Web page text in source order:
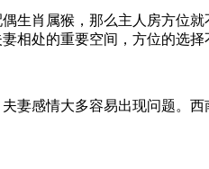
生肖属猴，那么主人房方位
相处的重要空间，方位的选
妻感情大多容易出现问题。